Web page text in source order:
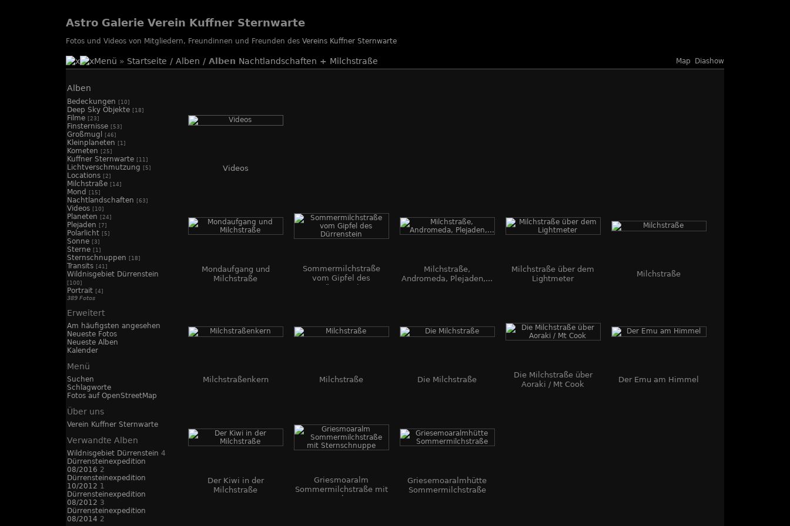
Astro Galerie Verein Kuffner Sternwarte
Fotos und Videos von Mitgliedern, Freundinnen und Freunden des Vereins Kuffner Sternwarte
Menü » Startseite / Alben / Alben Nachtlandschaften + Milchstraße Map Diashow
Alben
Bedeckungen [10]
Deep Sky Objekte [18]
Filme [23]
Finsternisse [53]
Großmugl [46]
Kleinplaneten [1]
Kometen [25]
Kuffner Sternwarte [11]
Lichtverschmutzung [5]
Locations [2]
Milchstraße [14]
Mond [15]
Nachtlandschaften [63]
Videos [10]
Planeten [24]
Plejaden [7]
Polarlicht [5]
Sonne [3]
Sterne [1]
Sternschnuppen [18]
Transits [41]
Wildnisgebiet Dürrenstein
[100]
Portrait [4]
389 Fotos
Erweitert
Am häufigsten angesehen
Neueste Fotos
Neueste Alben
Kalender
Menü
Suchen
Schlagworte
Fotos auf OpenStreetMap
Über uns
Verein Kuffner Sternwarte
Verwandte Alben
Wildnisgebiet Dürrenstein 4
Dürrensteinexpedition
08/2016 2
Dürrensteinexpedition
10/2012 1
Dürrensteinexpedition
08/2012 3
Dürrensteinexpedition
08/2014 2
Videos
Mondaufgang und
Milchstraße
Sommermilchstraße
vom Gipfel des
Dürrenstein
Milchstraße,
Andromeda, Plejaden,...
Milchstraße über dem
Lightmeter
Milchstraße
Milchstraßenkern Milchstraße Die Milchstraße
Die Milchstraße über
Aoraki / Mt Cook
Der Emu am Himmel
Der Kiwi in der
Milchstraße
Griesmoaralm
Sommermilchstraße mit
Sternschnuppe
Griesemoaralmhütte
Sommermilchstraße